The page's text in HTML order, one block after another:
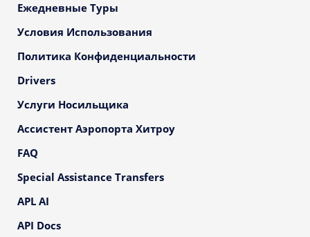
Ежедневные Туры
Условия Использования
Политика Конфиденциальности
Drivers
Услуги Носильщика
Ассистент Аэропорта Хитроу
FAQ
Special Assistance Transfers
APL AI
API Docs